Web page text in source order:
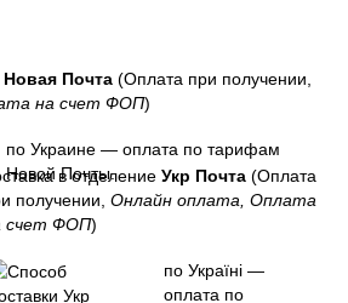
Новая Почта (Оплата при получении,
на счет ФОП)
по Украине — оплата по тарифам
Новой Почты.
в отделение Укр Почта (Оплата
получении, Онлайн оплата, Оплата
счет ФОП)
по Україні —
оплата по